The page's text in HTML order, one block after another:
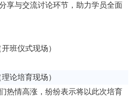
享与交流讨论环节，助力学员全面
开班仪式现场）
理论培育现场）
热情高涨，纷纷表示将以此次培育